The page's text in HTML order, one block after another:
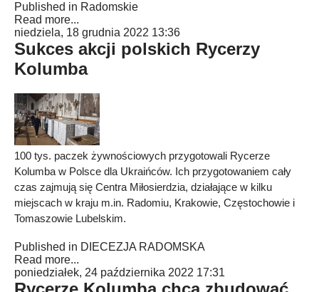
Published in Radomskie
Read more...
niedziela, 18 grudnia 2022 13:36
Sukces akcji polskich Rycerzy
Kolumba
100 tys. paczek żywnościowych przygotowali Rycerze
Kolumba w Polsce dla Ukraińców. Ich przygotowaniem cały
czas zajmują się Centra Miłosierdzia, działające w kilku
miejscach w kraju m.in. Radomiu, Krakowie, Częstochowie i
Tomaszowie Lubelskim.
Published in DIECEZJA RADOMSKA
Read more...
poniedziałek, 24 października 2022 17:31